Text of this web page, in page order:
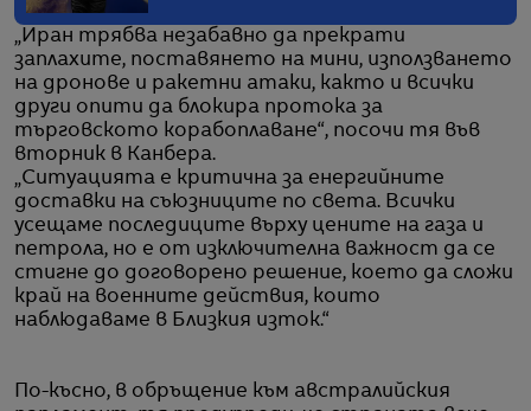
„Иран трябва незабавно да прекрати
заплахите, поставянето на мини, използването
на дронове и ракетни атаки, както и всички
други опити да блокира протока за
търговското корабоплаване“, посочи тя във
вторник в Канбера.
„Ситуацията е критична за енергийните
доставки на съюзниците по света. Всички
усещаме последиците върху цените на газа и
петрола, но е от изключителна важност да се
стигне до договорено решение, което да сложи
край на военните действия, които
наблюдаваме в Близкия изток.“
По-късно, в обръщение към австралийския